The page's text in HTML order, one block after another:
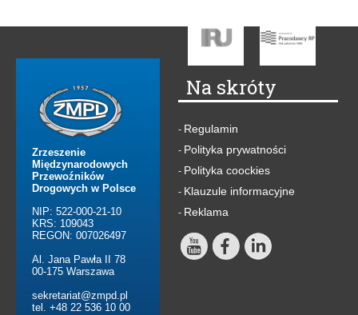
Zrzeszenie
Międzynarodowych
Przewoźników
Drogowych w Polsce
NIP: 522-000-21-10
KRS: 109043
REGON: 007026497
Al. Jana Pawła II 78
00-175 Warszawa
sekretariat@zmpd.pl
tel. +48 22 536 10 00
Na skróty
- Regulamin
- Polityka prywatności
- Polityka coockies
- Klauzule informacyjne
- Reklama